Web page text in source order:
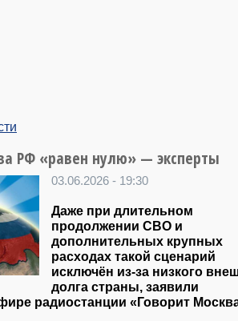
РФ «равен нулю» — эксперты
03.06.2026 - 19:30
Даже при длительном
продолжении СВО и
дополнительных крупных
расходах такой сценарий
исключён из-за низкого
долга страны, заявили
радиостанции «Говорит